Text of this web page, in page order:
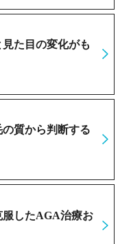
た目の変化がも
質から判断する
したAGA治療お